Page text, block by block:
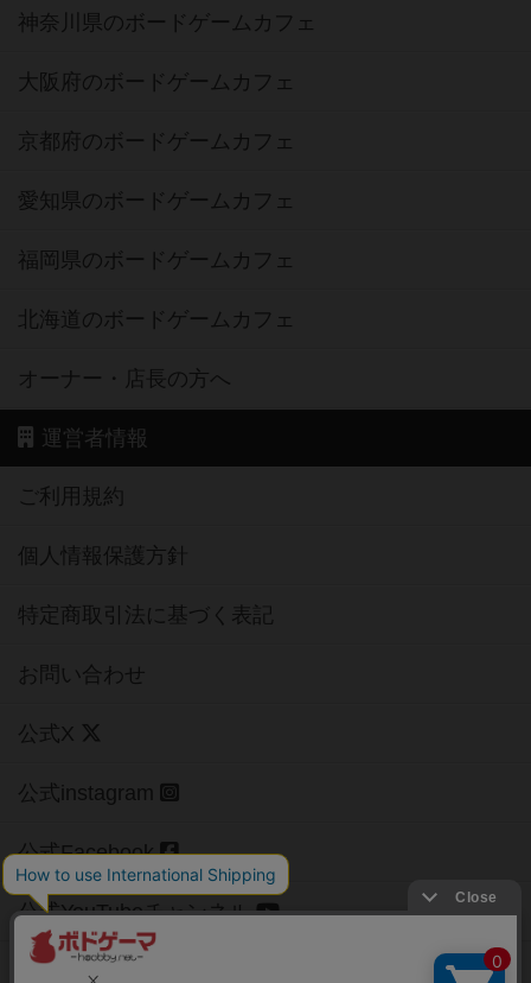
神奈川県のボードゲームカフェ
大阪府のボードゲームカフェ
京都府のボードゲームカフェ
愛知県のボードゲームカフェ
福岡県のボードゲームカフェ
北海道のボードゲームカフェ
オーナー・店長の方へ
運営者情報
ご利用規約
個人情報保護方針
特定商取引法に基づく表記
お問い合わせ
公式X
公式instagram
公式Facebook
公式YouTubeチャンネル